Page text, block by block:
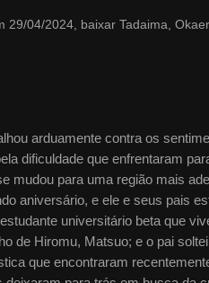
29/04/2024, baixar Tadaima,
arduamente contra os
dificuldade que enfrentaram
mudou para uma região mais
aniversário, e ele e seus pais
universitário beta que
de Hiromu, Matsuo; e o pai
que encontraram